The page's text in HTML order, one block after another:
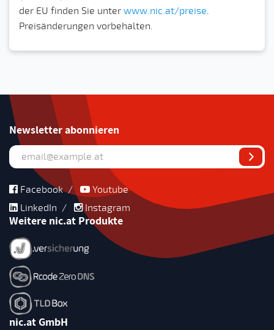
der EU finden Sie unter www.nic.at/preise.
Preisänderungen vorbehalten.
Newsletter abonnieren
Facebook/
Youtube
LinkedIn / Instagram
Weitere nic.at Produkte
nic.at GmbH